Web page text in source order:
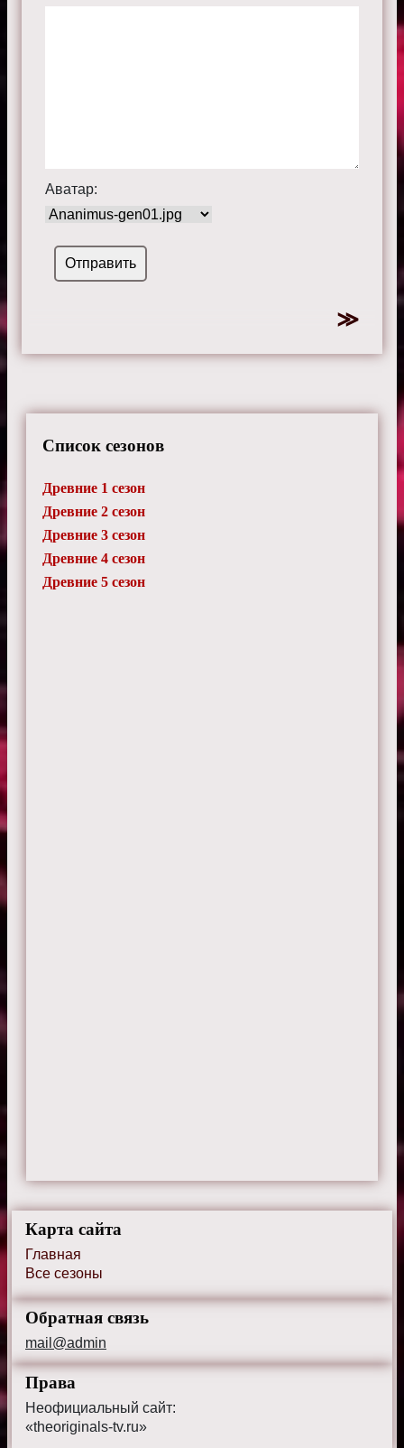
Аватар:
Список сезонов
Древние 1 сезон
Древние 2 сезон
Древние 3 сезон
Древние 4 сезон
Древние 5 сезон
Карта сайта
Главная
Все сезоны
Обратная связь
mail@admin
Права
Неофициальный сайт:
«theoriginals-tv.ru»